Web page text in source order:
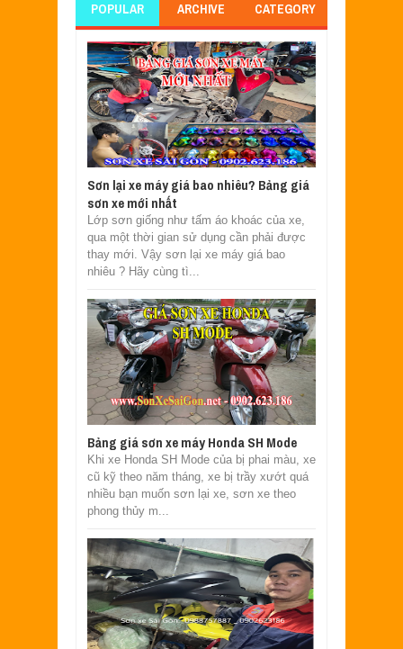
POPULAR ARCHIVE CATEGORY
Sơn lại xe máy giá bao nhiêu? Bảng giá
sơn xe mới nhất
Lớp sơn giống như tấm áo khoác của xe,
qua một thời gian sử dụng cần phải được
thay mới. Vậy sơn lại xe máy giá bao
nhiêu ? Hãy cùng tì...
Bảng giá sơn xe máy Honda SH Mode
Khi xe Honda SH Mode của bị phai màu, xe
cũ kỹ theo năm tháng, xe bị trầy xướt quá
nhiều bạn muốn sơn lại xe, sơn xe theo
phong thủy m...